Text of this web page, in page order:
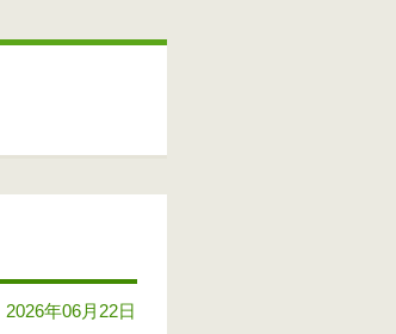
2026年06月22日